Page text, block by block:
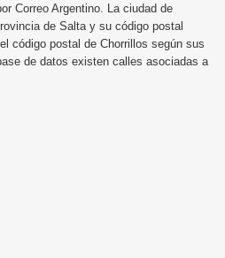
Correo Argentino. La ciudad de
de Salta y su código postal
código postal de Chorrillos según sus
de datos existen calles asociadas a